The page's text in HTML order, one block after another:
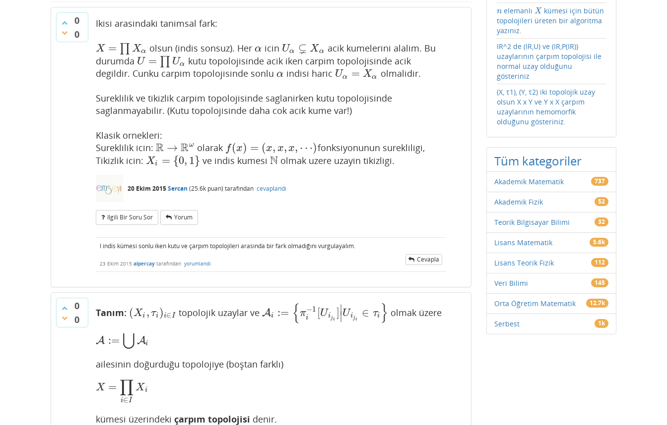
0
0
Ikisi arasindaki tanimsal fark:
X = Xα
X= ∏X olsun (indis sonsuz). Herα
α icin Uα ⊊ Xα
Uα⊊Xα
acik kumelerini alalim. Bu
durumda U = ∏ Uα
U= ∏U
kutu topolojisinde acik iken carpim topolojisinde acik
degildir. Cunku carpim topolojisinde sonlu α
α indisi haric Uα = Xα
Uα= Xα olmalidir.
Sureklilik ve tikizlik carpim topolojisinde saglanirken kutu topolojisinde
saglanmayabilir. (Kutu topolojisinde daha cok acik kume var!)
Klasik ornekleri:
Sureklilik icin: R → Rω
R→Rω olarak f(x) = (x, x, x, ⋯)
f(x)=(x ,x, x,⋯)
fonksiyonunun surekliligi,
Tikizlik icin: Xi = {0, 1}
Xi= 0,1 } ve indis kumesi N
N olmak uzere uzayin tikizligi.
20 Ekim 2015Sercan (25.6k puan) tarafından cevaplandı
Ilgili Bir Soru Sor Yorum
I indis kümesi sonlu iken kutu ve çarpım topolojileri arasında bir fark olmadığını vurgulayalım.
23 Ekim 2015 alpercay tarafından yorumlandı Cevapla
0
0
Tanım: (Xi , τi )i∈I
(Xi,τi)i∈I topolojik uzaylar veAi := { π−1
i [Uiji
]∣
∣Uiji
∈ τi }
Ai:= {πi −1 [Uiji |Ui ∈τi} olmak üzere
A := ⋃ Ai
A:=
ailesinin doğurduğu topolojiye (boştan farklı)
X = ∏
i∈I
Xi
X=∏ Xi
kümesi üzerindeki çarpım topolojisi denir.
n
n elemanlıX
X kümesi için bütün
topolojileri üreten bir algoritma
yazınız.
IR^2 de (IR,U) ve (IR,P(IR))
uzaylarının çarpım topolojisi ile
normal uzay olduğunu
gösteriniz
(X, τ1), (Y, τ2) iki topolojik uzay
olsun X x Y ve Y x X çarpım
uzaylarının hemomorfik
olduğunu gösteriniz.
Tüm kategoriler
Akademik Matematik 737
Akademik Fizik 52
Teorik Bilgisayar Bilimi 32
Lisans Matematik 5.6k
Lisans Teorik Fizik 112
Veri Bilimi 145
Orta Öğretim Matematik 12.7k
Serbest 1k